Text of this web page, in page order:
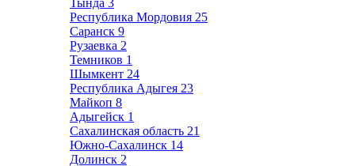
Тында 3
Республика Мордовия 25
Саранск 9
Рузаевка 2
Темников 1
Шымкент 24
Республика Адыгея 23
Майкоп 8
Адыгейск 1
Сахалинская область 21
Южно-Сахалинск 14
Долинск 2